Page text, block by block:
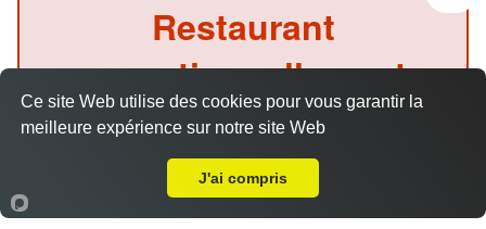
Chirashi
Accueil Panier Compte
Restaurant
exceptionnellement
fermé ce midi
(Précommande possible)
Ce site Web utilise des cookies pour vous garantir la
meilleure expérience sur notre site Web
J'ai compris